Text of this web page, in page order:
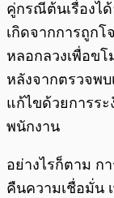
คู่กรณีต้นเรื่องไ
เกิดจากการถูกโ
หลอกลวงเพื่อข
หลังจากตรวจพ
แก้ไขด้วยการร
พนักงาน
อย่างไรก็ตาม ก
คืนความเชื่อมั่น